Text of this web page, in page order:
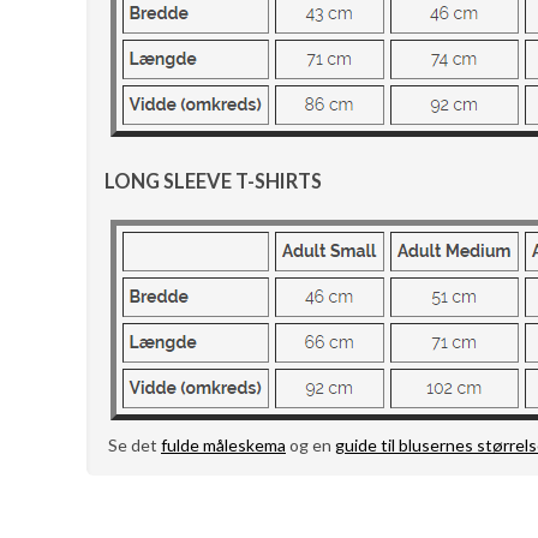
LONG SLEEVE T-SHIRTS
Se det fulde måleskema og en guide til blusernes